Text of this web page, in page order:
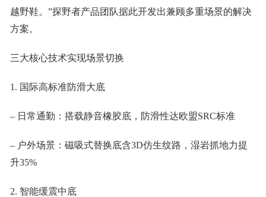
越野鞋。”探野者产品团队据此开发出兼顾多重场景的解决
方案。
三大核心技术实现场景切换
1. 国际高标准防滑大底
– 日常通勤：搭载静音橡胶底，防滑性达欧盟SRC标准
– 户外场景：磁吸式替换底含3D仿生纹路，湿岩抓地力提
升35%
2. 智能缓震中底